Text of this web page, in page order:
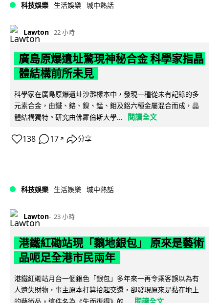
科技娛樂 生活娛樂 城中熱話
Lawton 22 小時
廣島原爆遺址驚現神秘合金 科學家指晶
體結構前所未見
科學家在廣島原爆遺址沙灘樣本中，發現一種從未有記錄的多
元素合金，由鐵、鉻、鎳、錳、鉬及鋁六種金屬混合而成，晶
體結構獨特。研究由佛羅倫斯大學...
閱讀全文
138 17 ↗ 分享
科技娛樂 生活娛樂 城中熱話
Lawton 23 小時
港鐵紅磡站現「黐地銀包」 原來是藝術
品呃足全港市民兩年
港鐵紅磡站月台一個銀色「銀包」多年來一再令乘客誤以為有
人遺失財物，事主原本打算拾起交還，卻發現原來是黏在地上